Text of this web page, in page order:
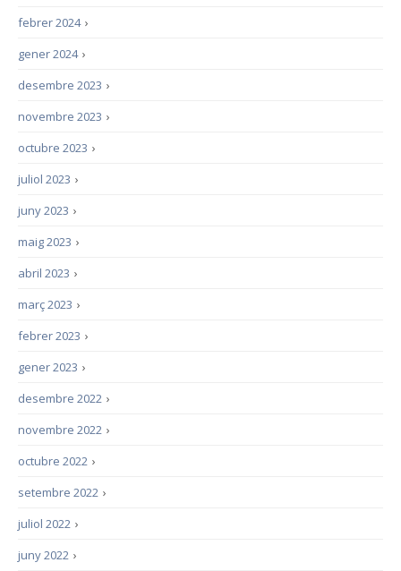
›
febrer 2024
›
gener 2024
›
desembre 2023
›
novembre 2023
›
octubre 2023
›
juliol 2023
›
juny 2023
›
maig 2023
›
abril 2023
›
març 2023
›
febrer 2023
›
gener 2023
›
desembre 2022
›
novembre 2022
›
octubre 2022
›
setembre 2022
›
juliol 2022
›
juny 2022